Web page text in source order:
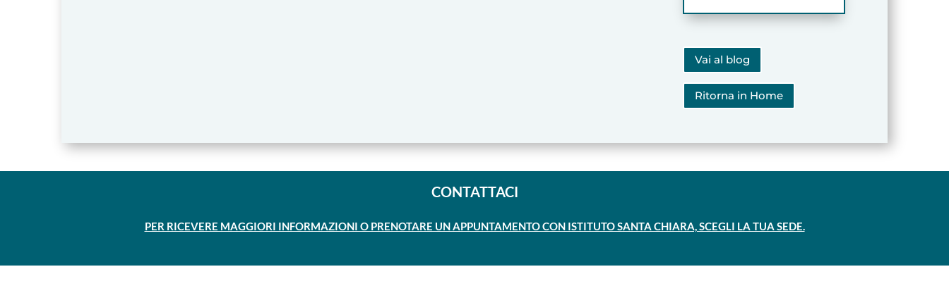
Vai al blog
Ritorna in Home
CONTATTACI
PER RICEVERE MAGGIORI INFORMAZIONI O PRENOTARE UN APPUNTAMENTO CON ISTITUTO SANTA CHIARA, SCEGLI LA TUA SEDE.